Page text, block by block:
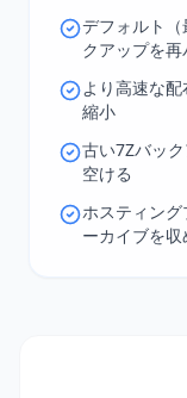
デフォルト
クアップを
より高速な
縮小
古い7Zバッ
空ける
ホスティン
ーカイブを収